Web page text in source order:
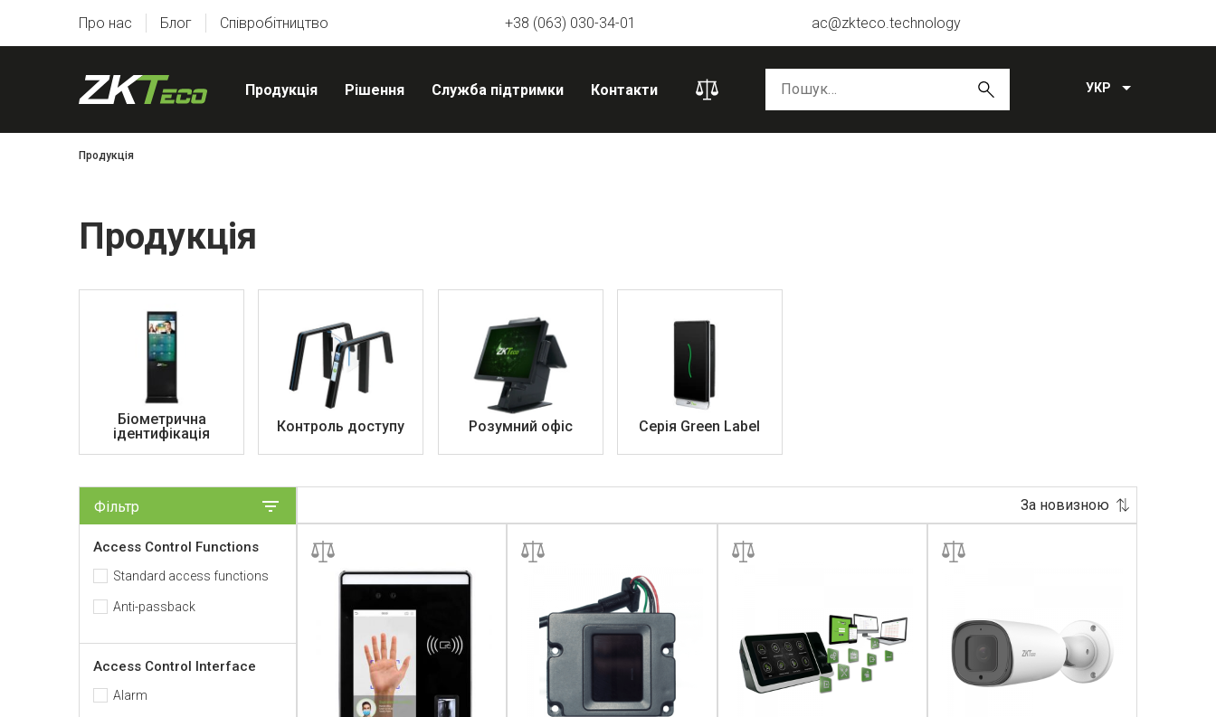
Про нас Блог Співробітництво +38 (063) 030-34-01 ac@zkteco.technology
Продукція Рішення Служба підтримки Контакти УКР
Продукція
Продукція
Біометрична
ідентифікація
Контроль доступу Розумний офіс Серія Green Label
Фільтр
Access Control Functions
Standard access functions
Anti-passback
Access Control Interface
Alarm
За новизною